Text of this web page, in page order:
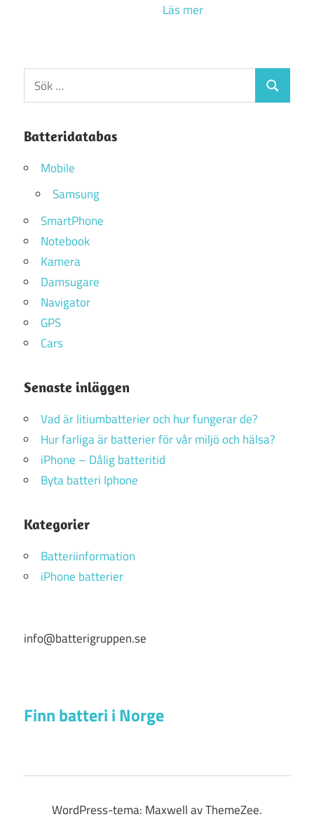
Läs mer
Sök
efter:
Sök
Batteridatabas
Mobile
Samsung
SmartPhone
Notebook
Kamera
Damsugare
Navigator
GPS
Cars
Senaste inläggen
Vad är litiumbatterier och hur fungerar de?
Hur farliga är batterier för vår miljö och hälsa?
iPhone – Dålig batteritid
Byta batteri Iphone
Kategorier
Batteriinformation
iPhone batterier
info@batterigruppen.se
Finn batteri i Norge
WordPress-tema: Maxwell av ThemeZee.